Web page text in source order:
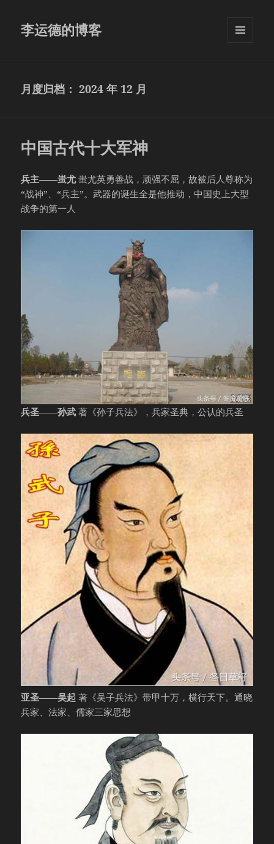
李运德的博客
月度归档：2024 年 12 月
中国古代十大军神
兵主——蚩尤蚩尤英勇善战，顽强不屈，故被后人尊称为
“战神”、“兵主”。武器的诞生全是他推动，中国史上大型
战争的第一人
兵圣——孙武 著《孙子兵法》，兵家圣典，公认的兵圣
亚圣——吴起 著《吴子兵法》带甲十万，横行天下。通晓
兵家、法家、儒家三家思想